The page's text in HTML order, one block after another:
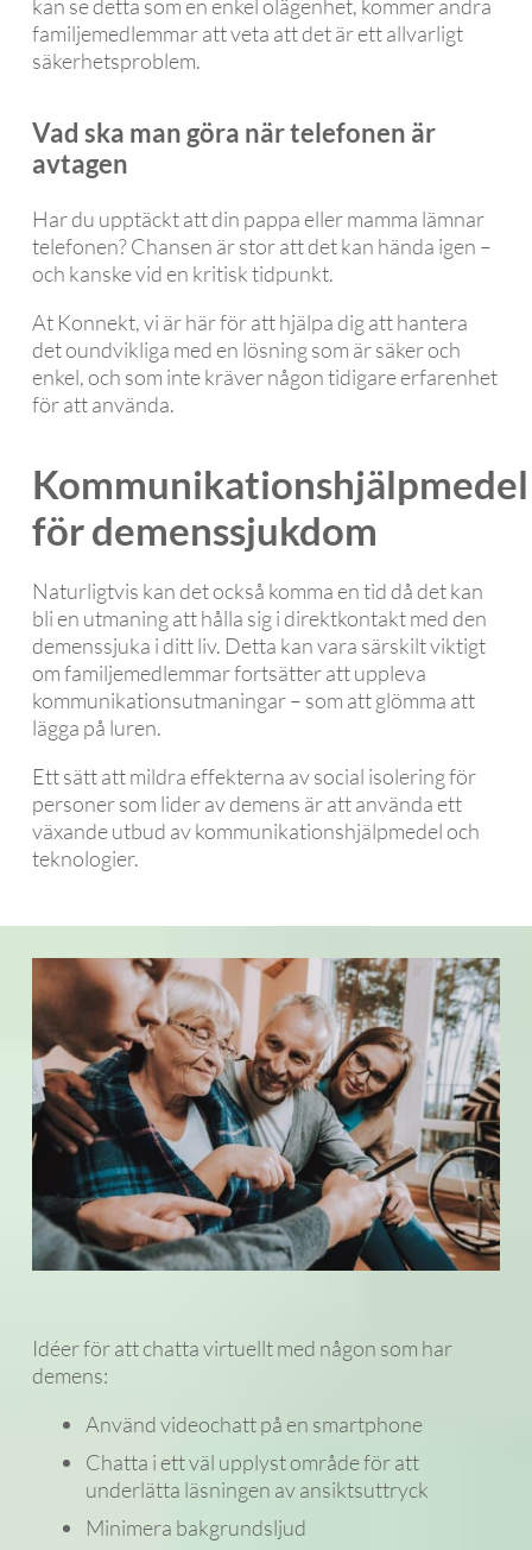
kan se detta som en enkel olägenhet, kommer andra
familjemedlemmar att veta att det är ett allvarligt
säkerhetsproblem.
Vad ska man göra när telefonen är
avtagen
Har du upptäckt att din pappa eller mamma lämnar
telefonen? Chansen är stor att det kan hända igen –
och kanske vid en kritisk tidpunkt.
At Konnekt, vi är här för att hjälpa dig att hantera
det oundvikliga med en lösning som är säker och
enkel, och som inte kräver någon tidigare erfarenhet
för att använda.
Kommunikationshjälpmedel
för demenssjukdom
Naturligtvis kan det också komma en tid då det kan
bli en utmaning att hålla sig i direktkontakt med den
demenssjuka i ditt liv. Detta kan vara särskilt viktigt
om familjemedlemmar fortsätter att uppleva
kommunikationsutmaningar – som att glömma att
lägga på luren.
Ett sätt att mildra effekterna av social isolering för
personer som lider av demens är att använda ett
växande utbud av kommunikationshjälpmedel och
teknologier.
Idéer för att chatta virtuellt med någon som har
demens:
Använd videochatt på en smartphone
Chatta i ett väl upplyst område för att
underlätta läsningen av ansiktsuttryck
Minimera bakgrundsljud